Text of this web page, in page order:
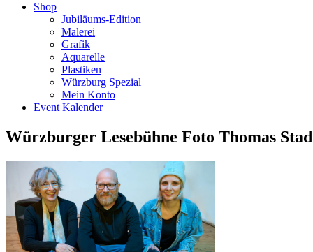
Shop
Jubiläums-Edition
Malerei
Grafik
Aquarelle
Plastiken
Würzburg Spezial
Mein Konto
Event Kalender
Würzburger Lesebühne Foto Thomas